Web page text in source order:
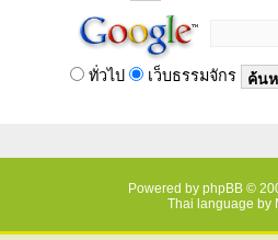
ทั่วไป เว็บธรรมจักร
Powered by phpBB ©
Thai language by